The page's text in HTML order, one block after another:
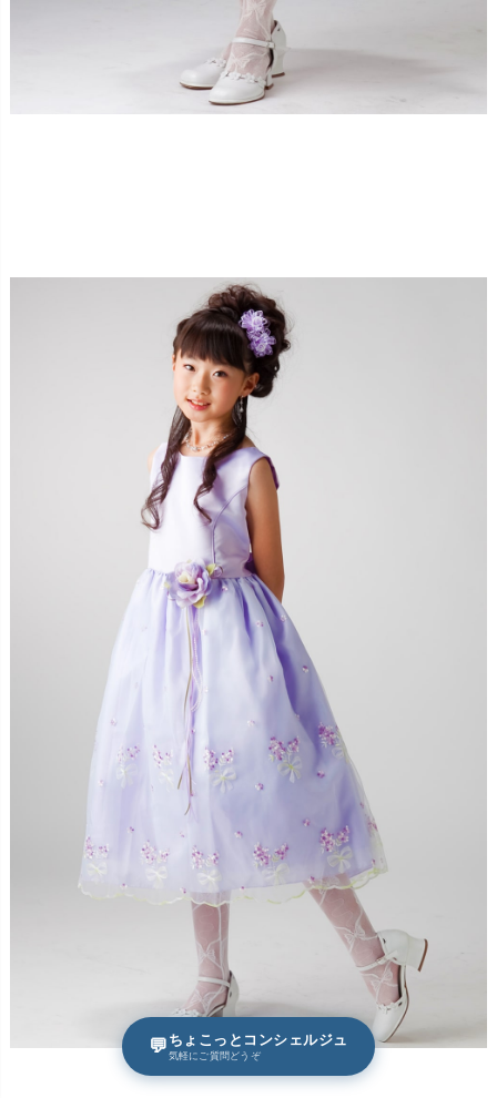
💬 ちょこっとコンシェルジュ
気軽にご質問どうぞ